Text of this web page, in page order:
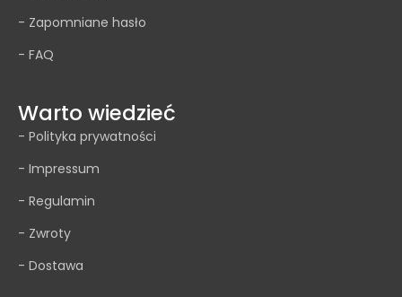
- Zapomniane hasło
- FAQ
Warto wiedzieć
- Polityka prywatności
- Impressum
- Regulamin
- Zwroty
- Dostawa